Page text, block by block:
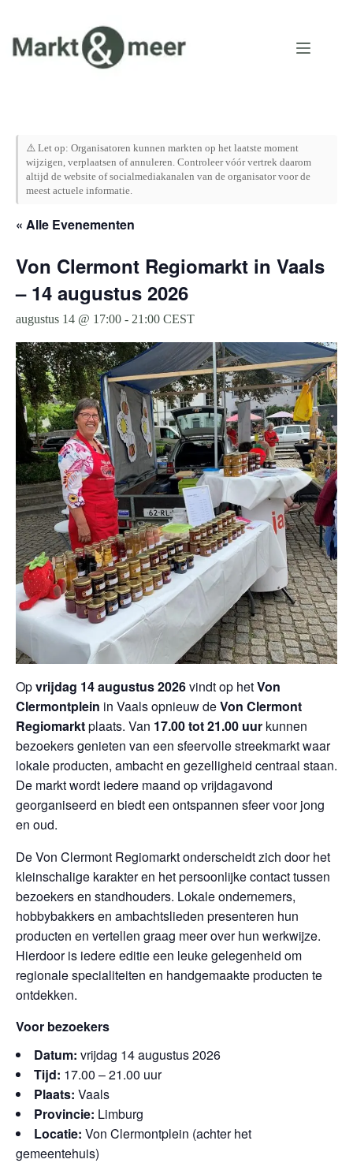
inhoud
⚠️ Let op: Organisatoren kunnen markten op het laatste moment
wijzigen, verplaatsen of annuleren. Controleer vóór vertrek daarom
altijd de website of socialmediakanalen van de organisator voor de
meest actuele informatie.
« Alle Evenementen
Von Clermont Regiomarkt in Vaals
– 14 augustus 2026
augustus 14 @ 17:00 - 21:00 CEST
Opvrijdag 14 augustus 2026vindt op hetVon
Clermontplein in Vaals opnieuw deVon Clermont
Regiomarktplaats. Van 17.00 tot 21.00 uur kunnen
bezoekers genieten van een sfeervolle streekmarkt waar
lokale producten, ambacht en gezelligheid centraal staan.
De markt wordt iedere maand op vrijdagavond
georganiseerd en biedt een ontspannen sfeer voor jong
en oud.
De Von Clermont Regiomarkt onderscheidt zich door het
kleinschalige karakter en het persoonlijke contact tussen
bezoekers en standhouders. Lokale ondernemers,
hobbybakkers en ambachtslieden presenteren hun
producten en vertellen graag meer over hun werkwijze.
Hierdoor is iedere editie een leuke gelegenheid om
regionale specialiteiten en handgemaakte producten te
ontdekken.
Voor bezoekers
Datum: vrijdag 14 augustus 2026
Tijd: 17.00 – 21.00 uur
Plaats: Vaals
Provincie: Limburg
Locatie: Von Clermontplein (achter het
gemeentehuis)